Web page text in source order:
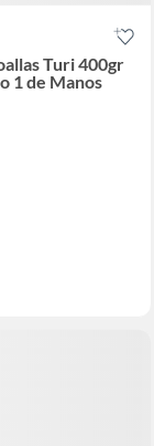
Turi 400gr
1 de Manos